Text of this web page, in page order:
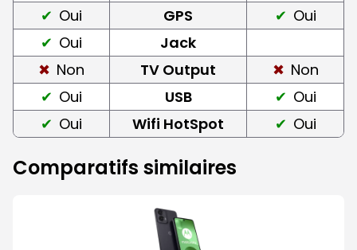
Oui
GPS
Oui
Oui
Jack
Non
TV Output
Non
Oui
USB
Oui
Oui
Wifi HotSpot Oui
Comparatifs similaires